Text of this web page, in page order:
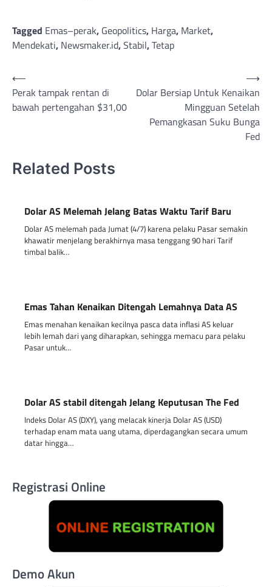
Tagged Emas–perak, Geopolitics, Harga, Market,
Mendekati, Newsmaker.id,Stabil,Tetap
Post
navigation
⟵
Perak tampak rentan di
bawah pertengahan $31,00
Dolar Bersiap Untuk Kenaikan
Mingguan Setelah
Pemangkasan Suku Bunga
Fed
⟶
Related Posts
Dolar AS Melemah Jelang Batas Waktu Tarif Baru
Dolar AS melemah pada Jumat (4/7) karena pelaku Pasar semakin
khawatir menjelang berakhirnya masa tenggang 90 hari Tarif
timbal balik…
Emas Tahan Kenaikan Ditengah Lemahnya Data AS
Emas menahan kenaikan kecilnya pasca data inflasi AS keluar
lebih lemah dari yang diharapkan, sehingga memacu para pelaku
Pasar untuk…
Dolar AS stabil ditengah Jelang Keputusan The Fed
Indeks Dolar AS (DXY), yang melacak kinerja Dolar AS (USD)
terhadap enam mata uang utama, diperdagangkan secara umum
datar hingga…
Registrasi Online
Demo Akun